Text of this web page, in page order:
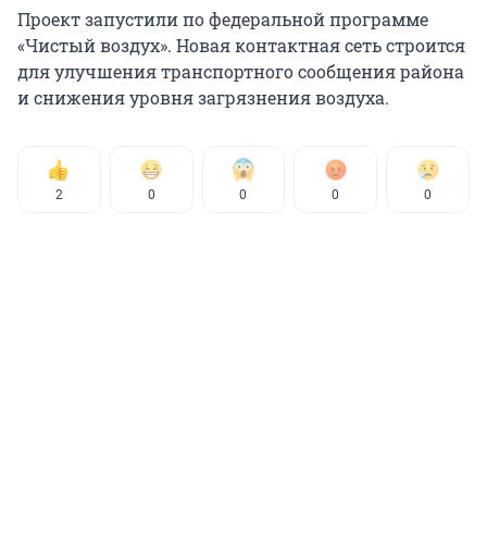
Проект запустили по федеральной программе
«Чистый воздух». Новая контактная сеть строится
для улучшения транспортного сообщения района
и снижения уровня загрязнения воздуха.
2 0 0 0 0